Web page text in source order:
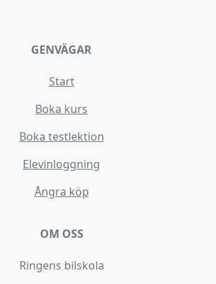
GENVÄGAR
Start
Boka kurs
Boka testlektion
Elevinloggning
Ångra köp
OM OSS
Ringens bilskola